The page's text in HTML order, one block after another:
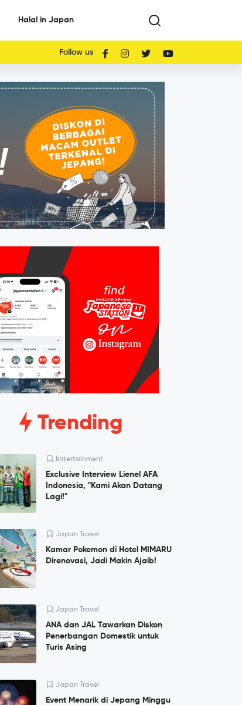
Halal in Japan
Follow us
Trending
Entertainment
Exclusive Interview Lienel AFA
Indonesia, "Kami Akan Datang
Lagi!"
Japan Travel
Kamar Pokemon di Hotel MIMARU
Direnovasi, Jadi Makin Ajaib!
Japan Travel
ANA dan JAL Tawarkan Diskon
Penerbangan Domestik untuk
Turis Asing
Japan Travel
Event Menarik di Jepang Minggu